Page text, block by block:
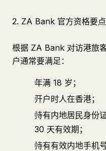
2. ZA Bank 官方资格要点
根据 ZA Bank 对访港旅
户通常要满足：
年满 18 岁；
开户时人在香港；
持有内地居民身份
30 天有效期；
持有有效内地手机